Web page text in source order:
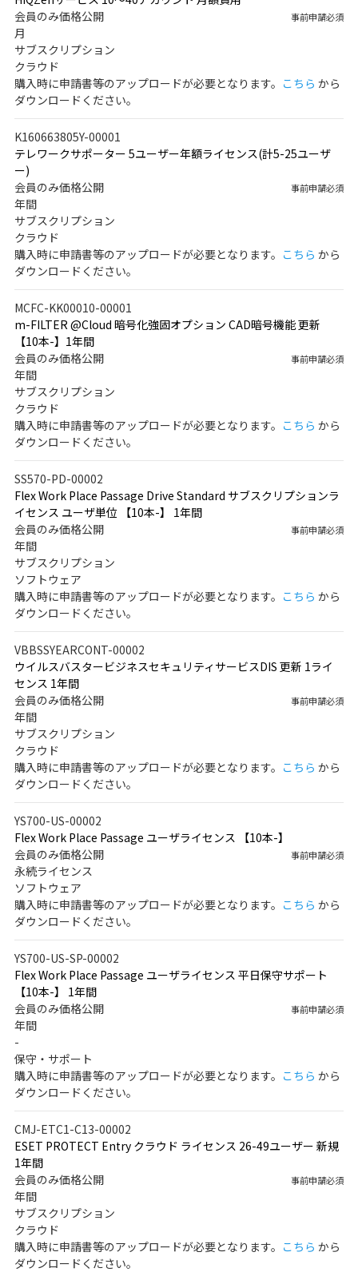
会員のみ価格公開
事前申請必須
月
サブスクリプション
クラウド
購入時に申請書等のアップロードが必要となります。 こちら から
ダウンロードください。
K160663805Y-00001
テレワークサポーター 5ユーザー年額ライセンス(計5-25ユーザ
ー)
会員のみ価格公開
事前申請必須
年間
サブスクリプション
クラウド
購入時に申請書等のアップロードが必要となります。 こちら から
ダウンロードください。
MCFC-KK00010-00001
m-FILTER @Cloud 暗号化強固オプション CAD暗号機能 更新
【10本-】1年間
会員のみ価格公開
事前申請必須
年間
サブスクリプション
クラウド
購入時に申請書等のアップロードが必要となります。 こちら から
ダウンロードください。
SS570-PD-00002
Flex Work Place Passage Drive Standard サブスクリプションラ
イセンス ユーザ単位 【10本-】 1年間
会員のみ価格公開
事前申請必須
年間
サブスクリプション
ソフトウェア
購入時に申請書等のアップロードが必要となります。 こちら から
ダウンロードください。
VBBSSYEARCONT-00002
ウイルスバスタービジネスセキュリティサービスDIS 更新 1ライ
センス 1年間
会員のみ価格公開
事前申請必須
年間
サブスクリプション
クラウド
購入時に申請書等のアップロードが必要となります。 こちら から
ダウンロードください。
YS700-US-00002
Flex Work Place Passage ユーザライセンス 【10本-】
会員のみ価格公開
事前申請必須
永続ライセンス
ソフトウェア
購入時に申請書等のアップロードが必要となります。 こちら から
ダウンロードください。
YS700-US-SP-00002
Flex Work Place Passage ユーザライセンス 平日保守サポート
【10本-】 1年間
会員のみ価格公開
事前申請必須
年間
-
保守・サポート
購入時に申請書等のアップロードが必要となります。 こちら から
ダウンロードください。
CMJ-ETC1-C13-00002
ESET PROTECT Entry クラウド ライセンス 26-49ユーザー 新規
1年間
会員のみ価格公開
事前申請必須
年間
サブスクリプション
クラウド
購入時に申請書等のアップロードが必要となります。 こちら から
ダウンロードください。